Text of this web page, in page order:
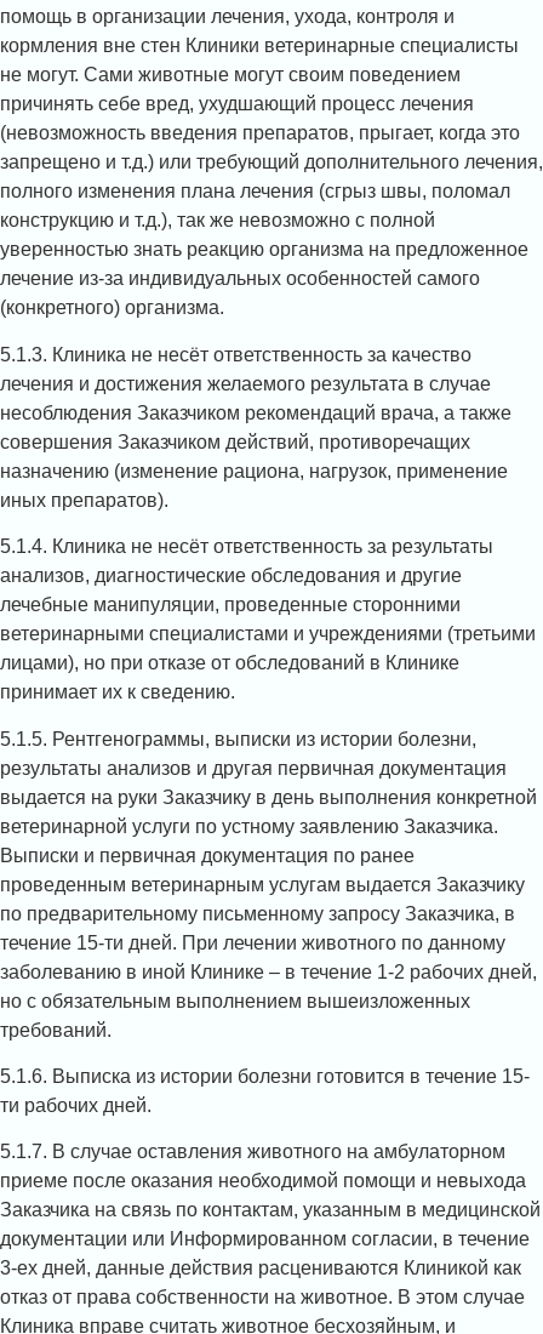
помощь в организации лечения, ухода, контроля и
кормления вне стен Клиники ветеринарные специалисты
не могут. Сами животные могут своим поведением
причинять себе вред, ухудшающий процесс лечения
(невозможность введения препаратов, прыгает, когда это
запрещено и т.д.) или требующий дополнительного лечения,
полного изменения плана лечения (сгрыз швы, поломал
конструкцию и т.д.), так же невозможно с полной
уверенностью знать реакцию организма на предложенное
лечение из-за индивидуальных особенностей самого
(конкретного) организма.
5.1.3. Клиника не несёт ответственность за качество
лечения и достижения желаемого результата в случае
несоблюдения Заказчиком рекомендаций врача, а также
совершения Заказчиком действий, противоречащих
назначению (изменение рациона, нагрузок, применение
иных препаратов).
5.1.4. Клиника не несёт ответственность за результаты
анализов, диагностические обследования и другие
лечебные манипуляции, проведенные сторонними
ветеринарными специалистами и учреждениями (третьими
лицами), но при отказе от обследований в Клинике
принимает их к сведению.
5.1.5. Рентгенограммы, выписки из истории болезни,
результаты анализов и другая первичная документация
выдается на руки Заказчику в день выполнения конкретной
ветеринарной услуги по устному заявлению Заказчика.
Выписки и первичная документация по ранее
проведенным ветеринарным услугам выдается Заказчику
по предварительному письменному запросу Заказчика, в
течение 15-ти дней. При лечении животного по данному
заболеванию в иной Клинике – в течение 1-2 рабочих дней,
но с обязательным выполнением вышеизложенных
требований.
5.1.6. Выписка из истории болезни готовится в течение 15-
ти рабочих дней.
5.1.7. В случае оставления животного на амбулаторном
приеме после оказания необходимой помощи и невыхода
Заказчика на связь по контактам, указанным в медицинской
документации или Информированном согласии, в течение
3-ех дней, данные действия расцениваются Клиникой как
отказ от права собственности на животное. В этом случае
Клиника вправе считать животное бесхозяйным, и